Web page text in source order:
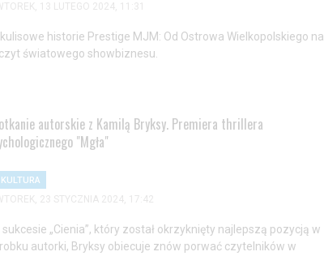
13 LUTEGO 2024, 11:31
historie Prestige MJM: Od Ostrowa Wielkopolskiego na
światowego showbiznesu.
autorskie z Kamilą Bryksy. Premiera thrillera
"Mgła"
KULTURA
23 STYCZNIA 2024, 17:42
sukcesie „Cienia”, który został okrzyknięty najlepszą pozycją w
autorki, Bryksy obiecuje znów porwać czytelników w